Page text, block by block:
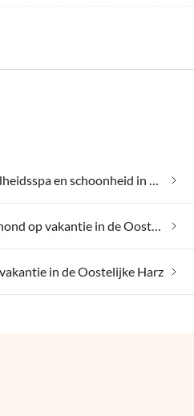
Gezondheidsspa en schoonheid in de Oostelijke Harz
Met je hond op vakantie in de Oostelijke Harz
in de Oostelijke Harz